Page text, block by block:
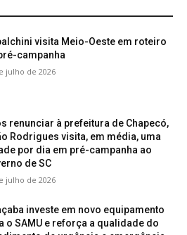
visita Meio-Oeste em roteiro
campanha
julho de 2026
renunciar à prefeitura de Chapecó,
Rodrigues visita, em média, uma
por dia em pré-campanha ao
de SC
julho de 2026
investe em novo equipamento
o SAMU e reforça a qualidade do